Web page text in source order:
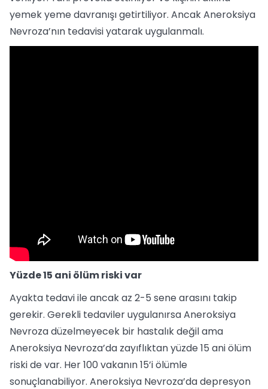
yemek yeme davranışı getirtiliyor. Ancak Aneroksiya
Nevroza’nın tedavisi yatarak uygulanmalı.
Yüzde 15 ani ölüm riski var
Ayakta tedavi ile ancak az 2-5 sene arasını takip
gerekir. Gerekli tedaviler uygulanırsa Aneroksiya
Nevroza düzelmeyecek bir hastalık değil ama
Aneroksiya Nevroza’da zayıflıktan yüzde 15 ani ölüm
riski de var. Her 100 vakanın 15’i ölümle
sonuçlanabiliyor. Aneroksiya Nevroza’da depresyon